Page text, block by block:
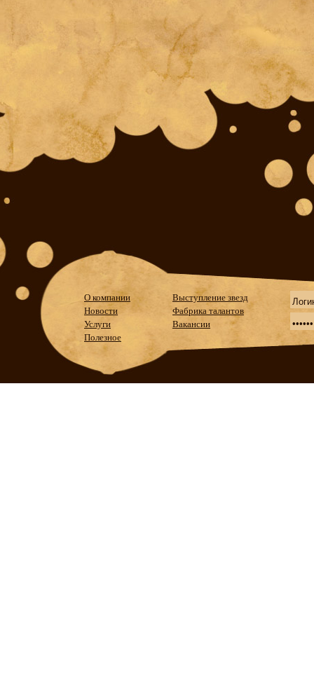
О компании
Новости
Услуги
Полезное
Выступление звезд
Фабрика талантов
Вакансии